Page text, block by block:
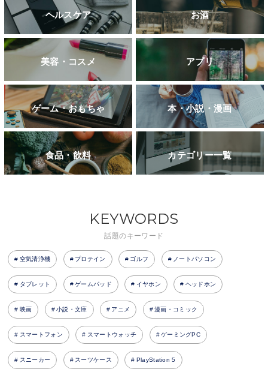
ヘルスケア お酒
美容・コスメ アプリ
ゲーム・おもちゃ 本・小説・漫画
食品・飲料 カテゴリー一覧
KEYWORDS
話題のキーワード
空気清浄機 プロテイン ゴルフ ノートパソコン
タブレット ゲームパッド イヤホン ヘッドホン
映画 小説・文庫 アニメ 漫画・コミック
スマートフォン スマートウォッチ ゲーミングPC
スニーカー スーツケース PlayStation 5